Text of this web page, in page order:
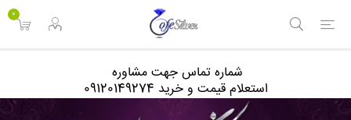
0
شماره تماس جهت مشاوره
استعلام قیمت و خرید 09120149274